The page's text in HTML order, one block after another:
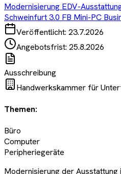
Modernisierung EDV-
Schweinfurt 3.0 FB Mini-PC
Veröffentlicht: 23.7.2026
Angebotsfrist: 25.8.2026
Ausschreibung
Handwerkskammer für
Themen:
Büro
Computer
Peripheriegeräte
Modernisierung der Ausstattung